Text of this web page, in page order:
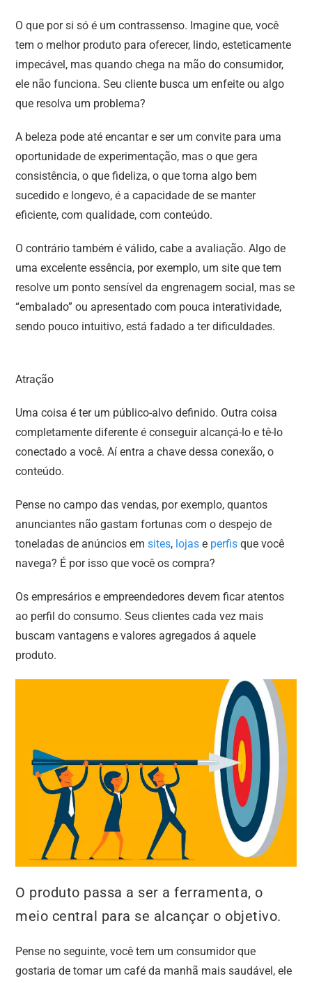
O que por si só é um contrassenso. Imagine que, você
tem o melhor produto para oferecer, lindo, esteticamente
impecável, mas quando chega na mão do consumidor,
ele não funciona. Seu cliente busca um enfeite ou algo
que resolva um problema?
A beleza pode até encantar e ser um convite para uma
oportunidade de experimentação, mas o que gera
consistência, o que fideliza, o que torna algo bem
sucedido e longevo, é a capacidade de se manter
eficiente, com qualidade, com conteúdo.
O contrário também é válido, cabe a avaliação. Algo de
uma excelente essência, por exemplo, um site que tem
resolve um ponto sensível da engrenagem social, mas se
“embalado” ou apresentado com pouca interatividade,
sendo pouco intuitivo, está fadado a ter dificuldades.
Atração
Uma coisa é ter um público-alvo definido. Outra coisa
completamente diferente é conseguir alcançá-lo e tê-lo
conectado a você. Aí entra a chave dessa conexão, o
conteúdo.
Pense no campo das vendas, por exemplo, quantos
anunciantes não gastam fortunas com o despejo de
toneladas de anúncios emsites, lojas e perfis que você
navega? É por isso que você os compra?
Os empresários e empreendedores devem ficar atentos
ao perfil do consumo. Seus clientes cada vez mais
buscam vantagens e valores agregados á aquele
produto.
O produto passa a ser a ferramenta, o
meio central para se alcançar o objetivo.
Pense no seguinte, você tem um consumidor que
gostaria de tomar um café da manhã mais saudável, ele